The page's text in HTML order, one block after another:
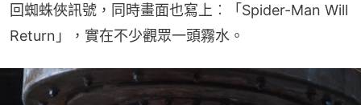
回蜘蛛俠訊號，同時畫面也寫上︰「Spider-Man Will
Return」，實在不少觀眾一頭霧水。